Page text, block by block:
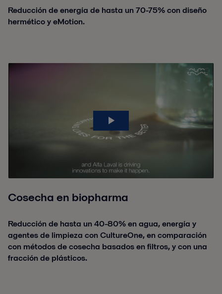
Reducción de energía de hasta un 70-75% con diseño
hermético y eMotion.
Cosecha en biopharma
Reducción de hasta un 40-80% en agua, energía y
agentes de limpieza con CultureOne, en comparación
con métodos de cosecha basados en filtros, y con una
fracción de plásticos.